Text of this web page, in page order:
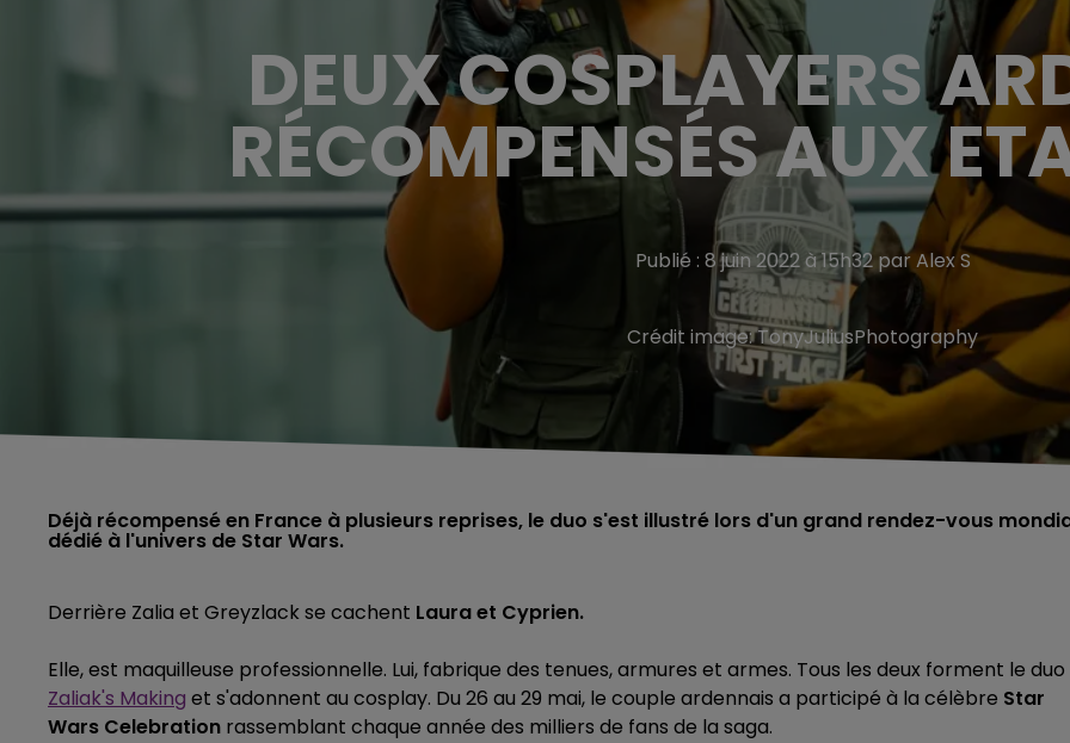
DEUX COSPLAYERS
RÉCOMPENSÉS AUX
Publié : 8 juin 2022 à 15h32 par Alex S
Crédit image:TonyJuliusPhotography
Déjà récompensé en France à plusieurs reprises, le duo s'est illustré lors d'un grand rendez-vous
dédié à l'univers de Star Wars.
Derrière Zalia et Greyzlack se cachent Laura et Cyprien.
Elle, est maquilleuse professionnelle. Lui, fabrique des tenues, armures et armes. Tous les deux forment le duo
Zaliak's Making et s'adonnent au cosplay. Du 26 au 29 mai, le couple ardennais a participé à la célèbre Star
Wars Celebration rassemblant chaque année des milliers de fans de la saga.